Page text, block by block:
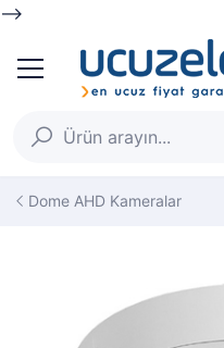
-->
Dome AHD Kameralar